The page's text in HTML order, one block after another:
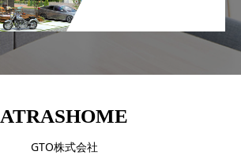
ATRASHOME
GTO株式会社